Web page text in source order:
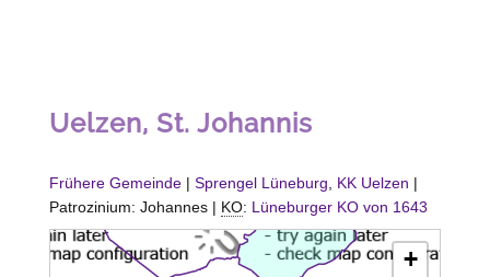
Uelzen, St. Johannis
Frühere Gemeinde| Sprengel Lüneburg KK Uelzen |
Patrozinium: Johannes | KO: Lüneburger KO von 1643
+